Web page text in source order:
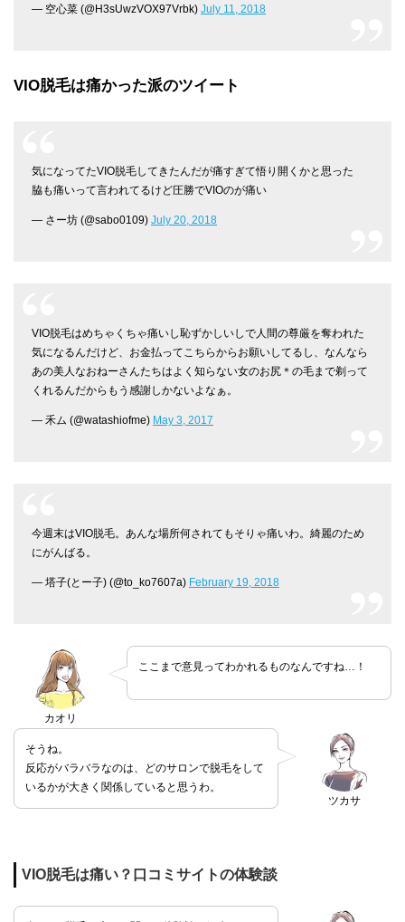
— 空心菜 (@H3sUwzVOX97Vrbk) July 11, 2018
VIO脱毛は痛かった派のツイート
気になってたVIO脱毛してきたんだが痛すぎて悟り開くかと思った
脇も痛いって言われてるけど圧勝でVIOのが痛い
— さー坊 (@sabo0109) July 20, 2018
VIO脱毛はめちゃくちゃ痛いし恥ずかしいしで人間の尊厳を奪われた
気になるんだけど、お金払ってこちらからお願いしてるし、なんなら
あの美人なおねーさんたちはよく知らない女のお尻＊の毛まで剃って
くれるんだからもう感謝しかないよなぁ。
— 禾ム (@watashiofme) May 3, 2017
今週末はVIO脱毛。あんな場所何されてもそりゃ痛いわ。綺麗のため
にがんばる。
— 塔子(とー子) (@to_ko7607a) February 19, 2018
カオリ
ここまで意見ってわかれるものなんですね…！
ツカサ
そうね。
反応がバラバラなのは、どのサロンで脱毛をして
いるかが大きく関係していると思うわ。
VIO脱毛は痛い？口コミサイトの体験談